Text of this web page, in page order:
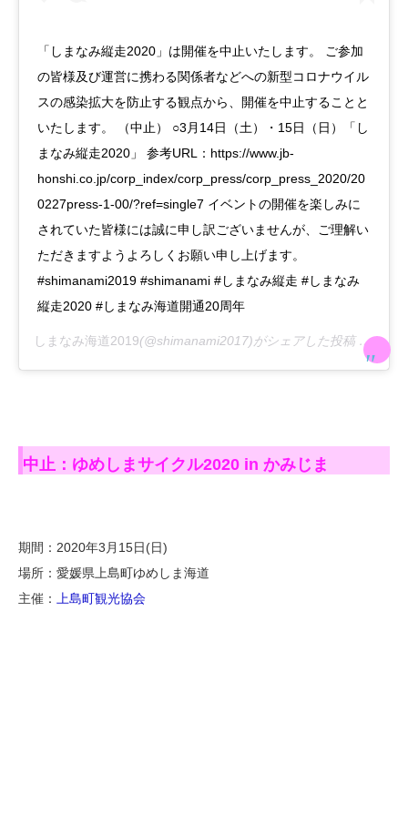
「しまなみ縦走2020」は開催を中止いたします。 ご参加
の皆様及び運営に携わる関係者などへの新型コロナウイル
スの感染拡大を防止する観点から、開催を中止することと
いたします。 （中止） ○3月14日（土）・15日（日）「し
まなみ縦走2020」 参考URL：https://www.jb-
honshi.co.jp/corp_index/corp_press/corp_press_2020/20
0227press-1-00/?ref=single7 イベントの開催を楽しみに
されていた皆様には誠に申し訳ございませんが、ご理解い
ただきますようよろしくお願い申し上げます。
#shimanami2019 #shimanami #しまなみ縦走 #しまなみ
縦走2020 #しまなみ海道開通20周年
しまなみ海道2019(@shimanami2017)がシェアした投稿 – 2020
中止：ゆめしまサイクル2020 in かみじま
期間：2020年3月15日(日)
場所：愛媛県上島町ゆめしま海道
主催：
上島町観光協会